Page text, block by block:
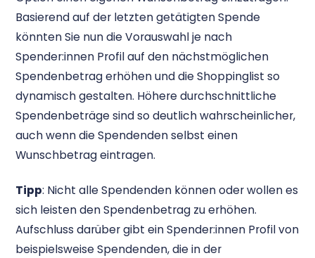
Basierend auf der letzten getätigten Spende
könnten Sie nun die Vorauswahl je nach
Spender:innen Profil auf den nächstmöglichen
Spendenbetrag erhöhen und die Shoppinglist so
dynamisch gestalten. Höhere durchschnittliche
Spendenbeträge sind so deutlich wahrscheinlicher,
auch wenn die Spendenden selbst einen
Wunschbetrag eintragen.
Tipp: Nicht alle Spendenden können oder wollen es
sich leisten den Spendenbetrag zu erhöhen.
Aufschluss darüber gibt ein Spender:innen Profil von
beispielsweise Spendenden, die in der